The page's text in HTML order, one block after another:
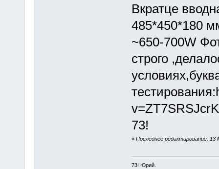
Вкратце
485*450*180
~650-700W
строго
73!
« Последнее редактирование:
73! Юрий.